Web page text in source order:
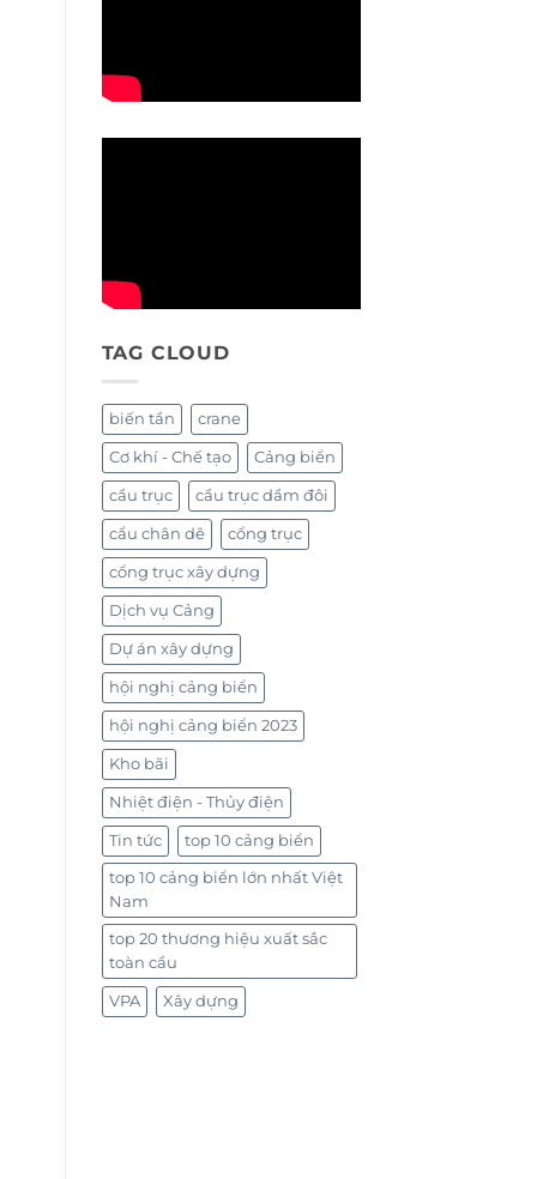
TAG CLOUD
biến tần crane
Cơ khí - Chế tạo Cảng biển
cầu trục cầu trục dầm đôi
cẩu chân dê cổng trục
cổng trục xây dựng
Dịch vụ Cảng
Dự án xây dựng
hội nghị cảng biển
hội nghị cảng biển 2023
Kho bãi
Nhiệt điện - Thủy điện
Tin tức top 10 cảng biển
top 10 cảng biển lớn nhất Việt
Nam
top 20 thương hiệu xuất sắc
toàn cầu
VPA Xây dựng